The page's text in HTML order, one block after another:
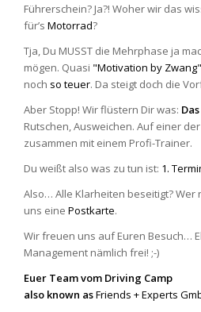
Führerschein? Ja?! Woher wir das
für’sMotorrad?
Tja, Du MUSST die Mehrphase ja
mögen. Quasi "Motivation by
noch so teuer. Da steigt doch die
Aber Stopp! Wir flüstern Dir was:
Rutschen, Ausweichen. Auf einer
zusammen mit einem Profi-Trainer.
Du weißt also was zu tun ist: 1.
Also… Alle Klarheiten beseitigt?
uns einePostkarte.
Wir freuen uns auf Euren Besuch…
Management nämlich frei! ;-)
Euer Team vom Driving Camp
also known asFriends + Experts